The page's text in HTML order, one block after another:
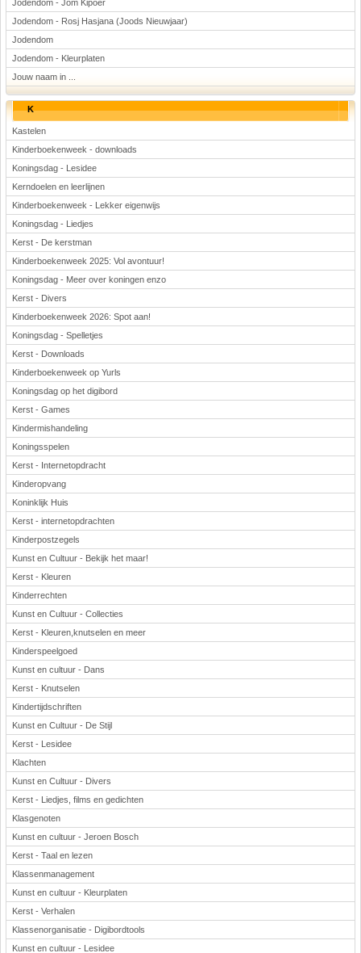
Jodendom - Jom Kipoer
Jodendom - Rosj Hasjana (Joods Nieuwjaar)
Jodendom
Jodendom - Kleurplaten
Jouw naam in ...
K
Kastelen
Kinderboekenweek - downloads
Koningsdag - Lesidee
Kerndoelen en leerlijnen
Kinderboekenweek - Lekker eigenwijs
Koningsdag - Liedjes
Kerst - De kerstman
Kinderboekenweek 2025: Vol avontuur!
Koningsdag - Meer over koningen enzo
Kerst - Divers
Kinderboekenweek 2026: Spot aan!
Koningsdag - Spelletjes
Kerst - Downloads
Kinderboekenweek op Yurls
Koningsdag op het digibord
Kerst - Games
Kindermishandeling
Koningsspelen
Kerst - Internetopdracht
Kinderopvang
Koninklijk Huis
Kerst - internetopdrachten
Kinderpostzegels
Kunst en Cultuur - Bekijk het maar!
Kerst - Kleuren
Kinderrechten
Kunst en Cultuur - Collecties
Kerst - Kleuren,knutselen en meer
Kinderspeelgoed
Kunst en cultuur - Dans
Kerst - Knutselen
Kindertijdschriften
Kunst en Cultuur - De Stijl
Kerst - Lesidee
Klachten
Kunst en Cultuur - Divers
Kerst - Liedjes, films en gedichten
Klasgenoten
Kunst en cultuur - Jeroen Bosch
Kerst - Taal en lezen
Klassenmanagement
Kunst en cultuur - Kleurplaten
Kerst - Verhalen
Klassenorganisatie - Digibordtools
Kunst en cultuur - Lesidee